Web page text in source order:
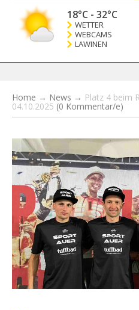
18°C - 32°C
WETTER
WEBCAMS
LAWINEN
Home → News → Platz 4 beim
04.10.2025 (0 Kommentar/e)